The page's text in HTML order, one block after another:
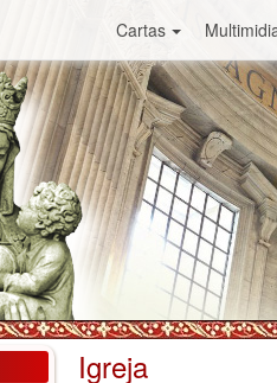
Cartas
Igreja